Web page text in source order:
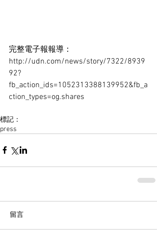
完整電子報報導：
http://udn.com/news/story/7322/8939
92?
fb_action_ids=1052313388139952&fb_a
ction_types=og.shares
標記：
press
留言